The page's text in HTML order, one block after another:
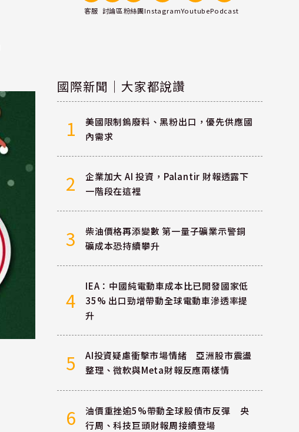
客服 討論區粉絲團InstagramYoutubePodcast
國際新聞｜大家都說讚
1
美國限制鎢廢料、黑粉出口，優先供應國
內需求
2
企業加大 AI 投資，Palantir 財報透露下
一階段在這裡
3
柴油價格再添變數 第一量子礦業示警銅
礦成本恐持續攀升
4
IEA：中國純電動車成本比已開發國家低
35% 出口勁增帶動全球電動車滲透率提
升
5
AI投資疑慮衝擊市場情緒 亞洲股市震盪
整理、微軟與Meta財報反應兩樣情
6
油價重挫逾5%帶動全球股債市反彈 央
行周、科技巨頭財報周接續登場